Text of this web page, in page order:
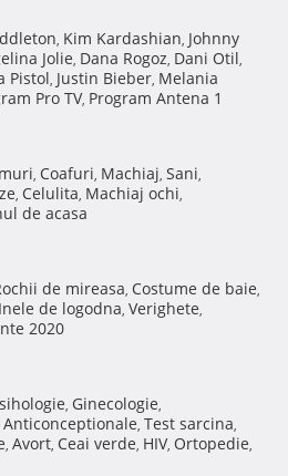
, Kim Kardashian, Johnny
Jolie, Dana Rogoz, Dani Otil,
Pistol, Justin Bieber, Melania
Pro TV, Program Antena 1
, Coafuri, Machiaj, Sani,
, Celulita, Machiaj ochi,
de acasa
de mireasa, Costume de baie,
Inele de logodna, Verighete,
2020
, Ginecologie,
Anticonceptionale, Test sarcina,
, Avort, Ceai verde, HIV, Ortopedie,